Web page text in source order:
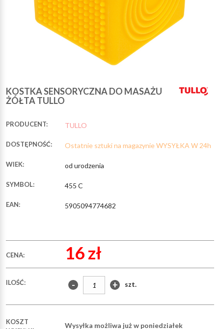
KOSTKA SENSORYCZNA DO MASAŻU
ŻÓŁTA TULLO
PRODUCENT: TULLO
DOSTĘPNOŚĆ: Ostatnie sztuki na magazynie WYSYŁKA W 24h
WIEK: od urodzenia
SYMBOL: 455 C
EAN: 5905094774682
CENA: 16 zł
ILOŚĆ: - + szt.
KOSZT
Wysyłka możliwa już w poniedziałek